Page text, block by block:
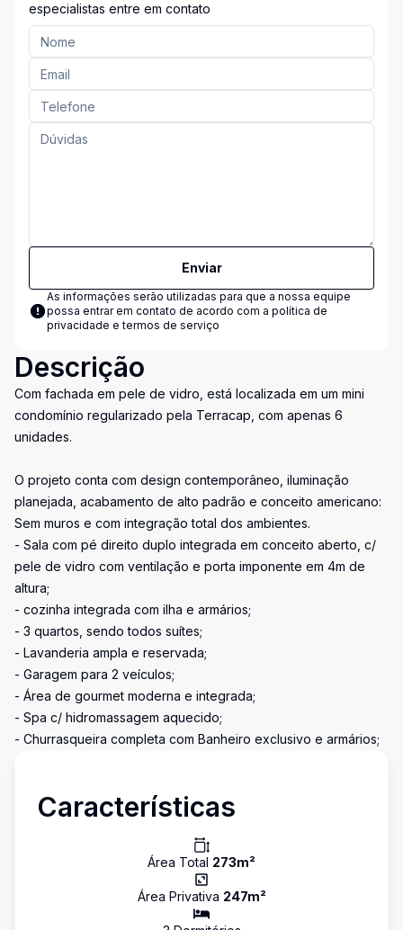
especialistas entre em contato
Enviar
As informações serão utilizadas para que a nossa equipe
possa entrar em contato de acordo com a política de
privacidade e termos de serviço
Descrição
Com fachada em pele de vidro, está localizada em um mini
condomínio regularizado pela Terracap, com apenas 6
unidades.
O projeto conta com design contemporâneo, iluminação
planejada, acabamento de alto padrão e conceito americano:
Sem muros e com integração total dos ambientes.
- Sala com pé direito duplo integrada em conceito aberto, c/
pele de vidro com ventilação e porta imponente em 4m de
altura;
- cozinha integrada com ilha e armários;
- 3 quartos, sendo todos suítes;
- Lavanderia ampla e reservada;
- Garagem para 2 veículos;
- Área de gourmet moderna e integrada;
- Spa c/ hidromassagem aquecido;
- Churrasqueira completa com Banheiro exclusivo e armários;
Características
Área Total 273m²
Área Privativa 247m²